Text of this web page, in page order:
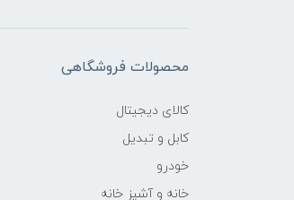
محصولات فروشگاهی
کالای دیجیتال
کابل و تبدیل
خودرو
خانه و آشپز خانه